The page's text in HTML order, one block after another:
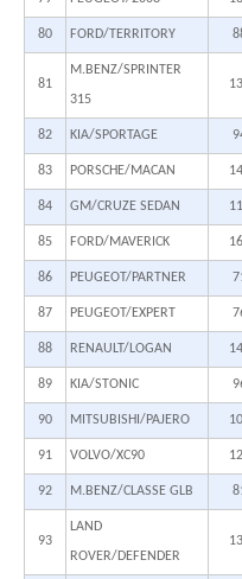
80 FORD/TERRITORY
81
M.BENZ/SPRINTER
315
82 KIA/SPORTAGE
83 PORSCHE/MACAN
84 GM/CRUZE SEDAN
85 FORD/MAVERICK
86 PEUGEOT/PARTNER
87 PEUGEOT/EXPERT
88 RENAULT/LOGAN
89 KIA/STONIC
90 MITSUBISHI/PAJERO
91 VOLVO/XC90
92 M.BENZ/CLASSE GLB
93
LAND
ROVER/DEFENDER